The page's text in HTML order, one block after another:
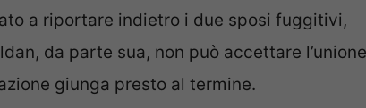
a riportare indietro i due sposi fuggitivi,
da parte sua, non può accettare
giunga presto al termine.